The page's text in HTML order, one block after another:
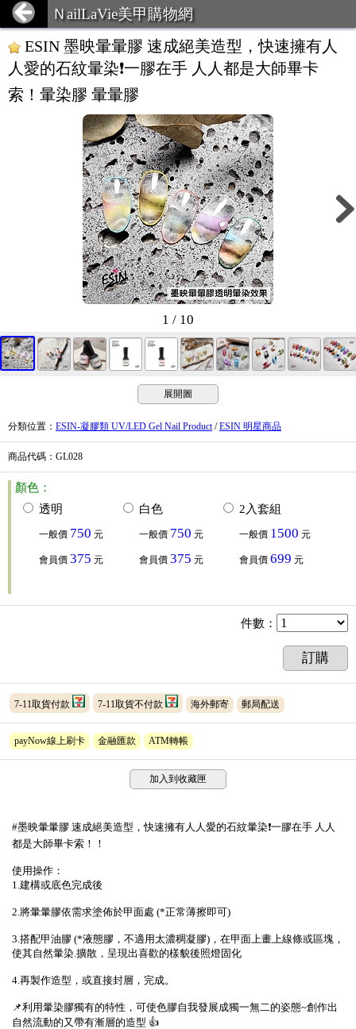
ＮailLaVie美甲購物網
ESIN 墨映暈暈膠 速成絕美造型，快速擁有人
人愛的石紋暈染❗️一膠在手 人人都是大師畢卡
索！暈染膠 暈暈膠
1 / 10
展開圖
分類位置 ： ESIN-凝膠類 UV/LED Gel Nail Product/ESIN 明星商品
商品代碼 ：GL028
顏色：
透明
一般價 750 元
會員價 375 元
白色
一般價 750 元
會員價 375 元
2入套組
一般價 1500 元
會員價 699 元
件數 ：
訂購
7-11取貨付款 7-11取貨不付款 海外郵寄 郵局配送
payNow線上刷卡 金融匯款 ATM轉帳
加入到收藏匣
#墨映暈暈膠 速成絕美造型，快速擁有人人愛的石紋暈染❗️一膠在手 人人
都是大師畢卡索！！
使用操作：
1.建構或底色完成後
2.將暈暈膠依需求塗佈於甲面處 (*正常薄擦即可)
3.搭配甲油膠 (*液態膠，不適用太濃稠凝膠)，在甲面上畫上線條或區塊，
使其自然暈染.擴散，呈現出喜歡的樣貌後照燈固化
4.再製作造型，或直接封層，完成。
📌利用暈染膠獨有的特性，可使色膠自我發展成獨一無二的姿態~創作出
自然流動的又帶有漸層的造型 👍